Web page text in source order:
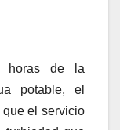
de la
potable, el
el servicio